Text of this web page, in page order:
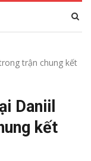
trận chung kết
Daniil
kết